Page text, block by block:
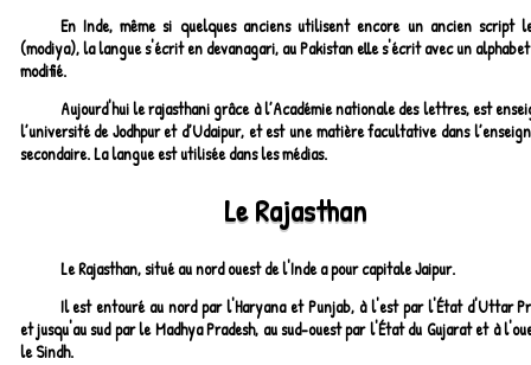
En Inde, même si quelques anciens utilisent encore un ancien script
(modiya), la langue s'écrit en devanagari, au Pakistan elle s'écrit avec un
modifié.
Aujourd'hui le rajasthani grâce à l’Académie nationale des lettres, est
l’université de Jodhpur et d’Udaipur, et est une matière facultative dans
secondaire. La langue est utilisée dans les médias.
Le Rajasthan
Le Rajasthan, situé au nord ouest de l'Inde a pour capitale Jaipur.
Il est entouré au nord par l'Haryana et Punjab, à l'est par l'État d'Uttar
et jusqu'au sud par le Madhya Pradesh, au sud-ouest par l'État du Gujarat et à
le Sindh.